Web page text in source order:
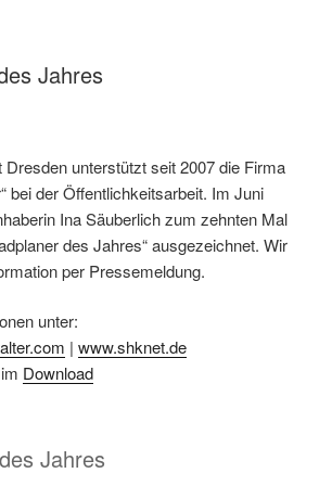
Jahres
Dresden unterstützt seit 2007 die Firma
bei der Öffentlichkeitsarbeit. Im Juni
Ina Säuberlich zum zehnten Mal
des Jahres“ ausgezeichnet. Wir
per Pressemeldung.
unter:
| www.shknet.de
Download
Jahres